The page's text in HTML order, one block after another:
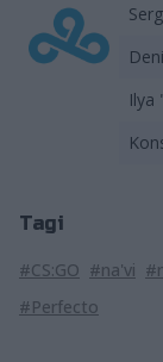
Ilya
Tagi
#CS:GO #na'vi
#Perfecto